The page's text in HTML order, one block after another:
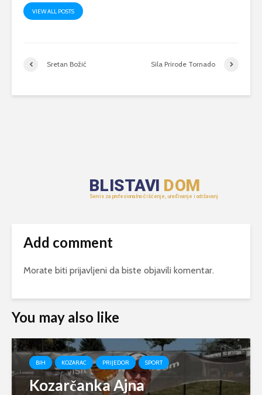
VIEW ALL POSTS
Sretan Božić Sila Prirode Tornado
Add comment
Morate biti prijavljeni da biste objavili komentar.
You may also like
BIH KOZARAC PRIJEDOR SPORT
Kozarčanka Ajna